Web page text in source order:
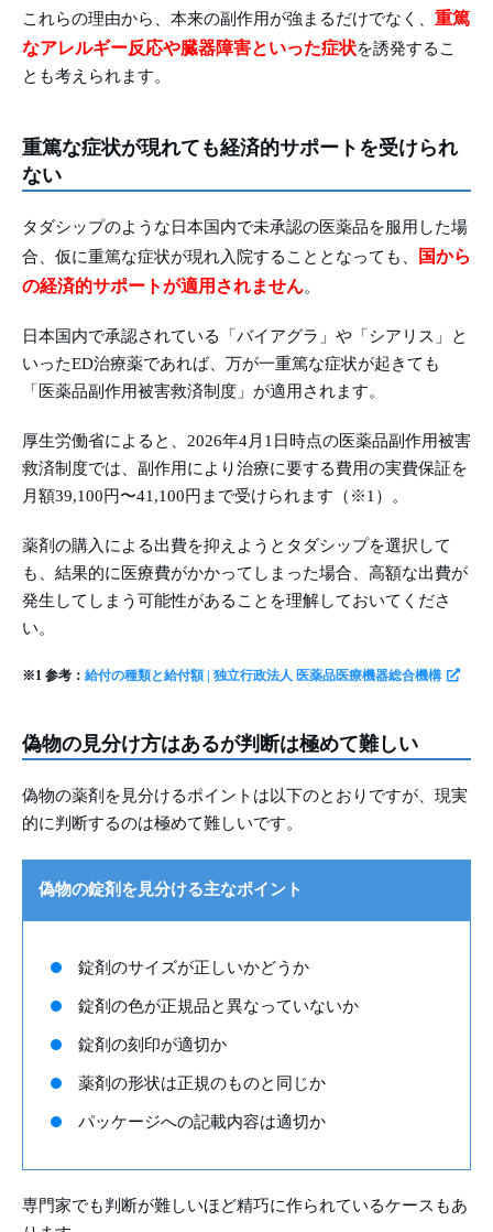
これらの理由から、本来の副作用が強まるだけでなく、 重篤
なアレルギー反応や臓器障害といった症状を誘発するこ
とも考えられます。
重篤な症状が現れても経済的サポートを受けられ
ない
タダシップのような日本国内で未承認の医薬品を服用した場
合、仮に重篤な症状が現れ入院することとなっても、
国から
の経済的サポートが適用されません。
日本国内で承認されている「バイアグラ」や「シアリス」と
いったED治療薬であれば、万が一重篤な症状が起きても
「医薬品副作用被害救済制度」が適用されます。
厚生労働省によると、2026年4月1日時点の医薬品副作用被害
救済制度では、副作用により治療に要する費用の実費保証を
月額39,100円〜41,100円まで受けられます（※1）。
薬剤の購入による出費を抑えようとタダシップを選択して
も、結果的に医療費がかかってしまった場合、高額な出費が
発生してしまう可能性があることを理解しておいてくださ
い。
※1 参考： 給付の種類と給付額 | 独立行政法人 医薬品医療機器総合機構
偽物の見分け方はあるが判断は極めて難しい
偽物の薬剤を見分けるポイントは以下のとおりですが、現実
的に判断するのは極めて難しいです。
偽物の錠剤を見分ける主なポイント
錠剤のサイズが正しいかどうか
錠剤の色が正規品と異なっていないか
錠剤の刻印が適切か
薬剤の形状は正規のものと同じか
パッケージへの記載内容は適切か
専門家でも判断が難しいほど精巧に作られているケースもあ